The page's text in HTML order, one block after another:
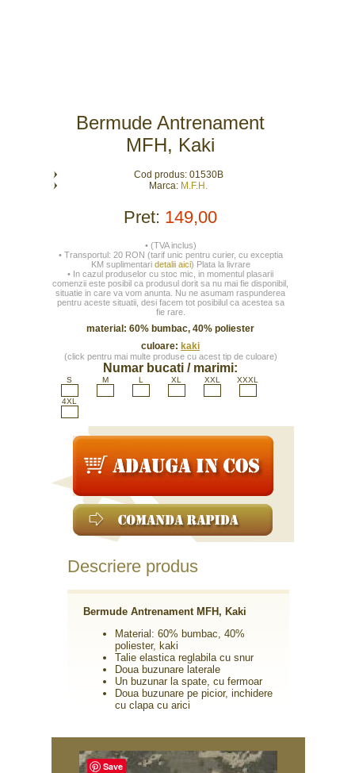
Bermude Antrenament
MFH, Kaki
Cod produs: 01530B
Marca: M.F.H.
Pret: 149,00
• (TVA inclus)
• Transportul: 20 RON (tarif unic pentru curier, cu exceptia
KM suplimentari detalii aici) Plata la livrare
• In cazul produselor cu stoc mic, in momentul plasarii
comenzii este posibil ca produsul dorit sa nu mai fie disponibil,
situatie in care va vom anunta. Nu ne asumam raspunderea
pentru aceste situatii, desi facem tot posibilul ca acestea sa
fie rare.
material: 60% bumbac, 40% poliester
culoare: kaki
(click pentru mai multe produse cu acest tip de culoare)
Numar bucati / marimi:
S M L XL XXL XXXL
4XL
Descriere produs
Bermude Antrenament MFH, Kaki
Material: 60% bumbac, 40%
poliester, kaki
Talie elastica reglabila cu snur
Doua buzunare laterale
Un buzunar la spate, cu fermoar
Doua buzunare pe picior, inchidere
cu clapa cu arici
Save